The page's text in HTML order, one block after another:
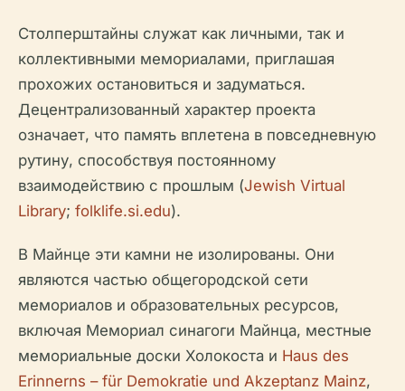
Столперштайны служат как личными, так и
коллективными мемориалами, приглашая
прохожих остановиться и задуматься.
Децентрализованный характер проекта
означает, что память вплетена в повседневную
рутину, способствуя постоянному
взаимодействию с прошлым (Jewish Virtual
Library; folklife.si.edu).
В Майнце эти камни не изолированы. Они
являются частью общегородской сети
мемориалов и образовательных ресурсов,
включая Мемориал синагоги Майнца, местные
мемориальные доски Холокоста и Haus des
Erinnerns – für Demokratie und Akzeptanz Mainz,